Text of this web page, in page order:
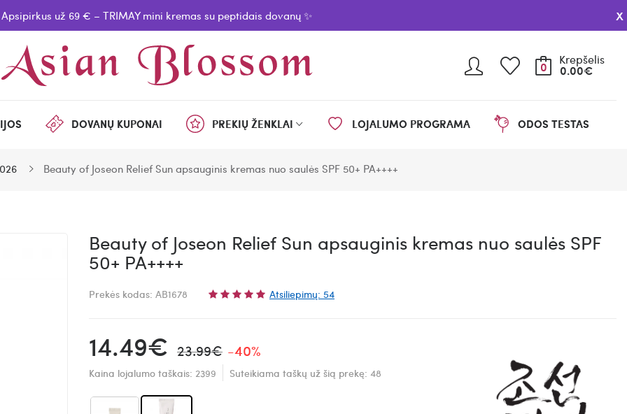
Apsipirkus už 69 € – TRIMAY mini kremas su peptidais dovanų ✨ x
0 0.00€
Krepšelis
DOVANŲ KUPONAI PREKIŲ ŽENKLAI LOJALUMO PROGRAMA ODOS TESTAS
Beauty of Joseon Relief Sun apsauginis kremas nuo saulės SPF 50+ PA++++
Beauty of Joseon Relief Sun apsauginis kremas nuo saulės SPF
50+ PA++++
Prekės kodas: AB1678 Atsiliepimų: 54
14.49€ 23.99€ -40%
Kaina lojalumo taškais: 2399 Suteikiama taškų už šią prekę: 48